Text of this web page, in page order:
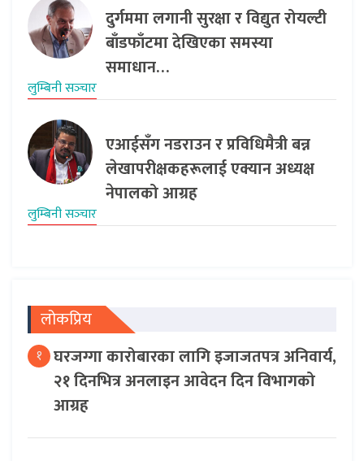
दुर्गममा लगानी सुरक्षा र विद्युत रोयल्टी
बाँडफाँटमा देखिएका समस्या
समाधान…
लुम्बिनी सञ्‍चार
एआईसँग नडराउन र प्रविधिमैत्री बन्न
लेखापरीक्षकहरूलाई एक्यान अध्यक्ष
नेपालको आग्रह
लुम्बिनी सञ्‍चार
लोकप्रिय
१ घरजग्गा कारोबारका लागि इजाजतपत्र अनिवार्य,
२१ दिनभित्र अनलाइन आवेदन दिन विभागको
आग्रह